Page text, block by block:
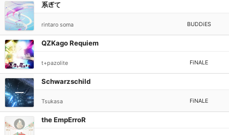
系ぎて
rintaro soma BUDDiES
QZKago Requiem
t+pazolite FiNALE
Schwarzschild
Tsukasa FiNALE
the EmpErroR